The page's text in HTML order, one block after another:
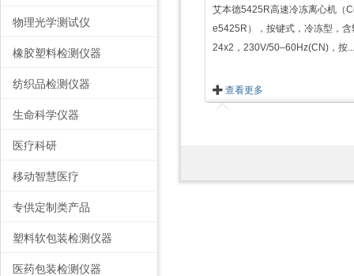
物理光学测试仪
橡胶塑料检测仪器
纺织品检测仪器
生命科学仪器
医疗科研
移动智慧医疗
专供定制类产品
塑料软包装检测仪器
医药包装检测仪器
艾本德5425R高速冷冻离心机（
e5425R），按键式，冷冻型，含
24x2，230V/50–60Hz(CN)，按...
查看更多